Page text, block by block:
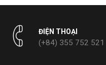
ĐIỆN THOẠI
(+84) 355 752 521‬